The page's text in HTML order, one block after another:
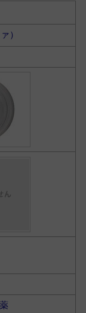
）